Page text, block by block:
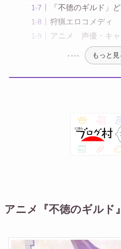
「不徳のギルド」
狩猟エロコメディ
アニメ 声優・キャ
もっと見
アニメ『不徳のギルド